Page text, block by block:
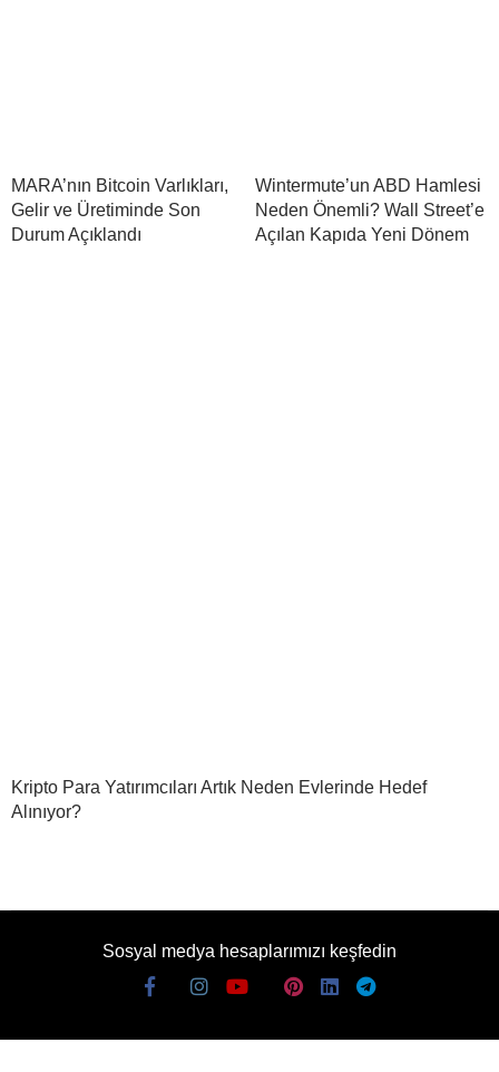
MARA’nın Bitcoin Varlıkları,
Gelir ve Üretiminde Son
Durum Açıklandı
Wintermute’un ABD Hamlesi
Neden Önemli? Wall Street’e
Açılan Kapıda Yeni Dönem
Kripto Para Yatırımcıları Artık Neden Evlerinde Hedef
Alınıyor?
Sosyal medya hesaplarımızı keşfedin